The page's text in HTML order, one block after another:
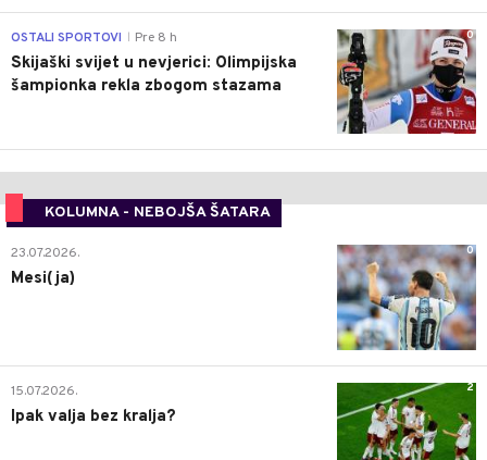
0
OSTALI SPORTOVI Pre 8 h
Skijaški svijet u nevjerici: Olimpijska
šampionka rekla zbogom stazama
KOLUMNA - NEBOJŠA ŠATARA
0
23.07.2026.
Mesi(ja)
2
15.07.2026.
Ipak valja bez kralja?